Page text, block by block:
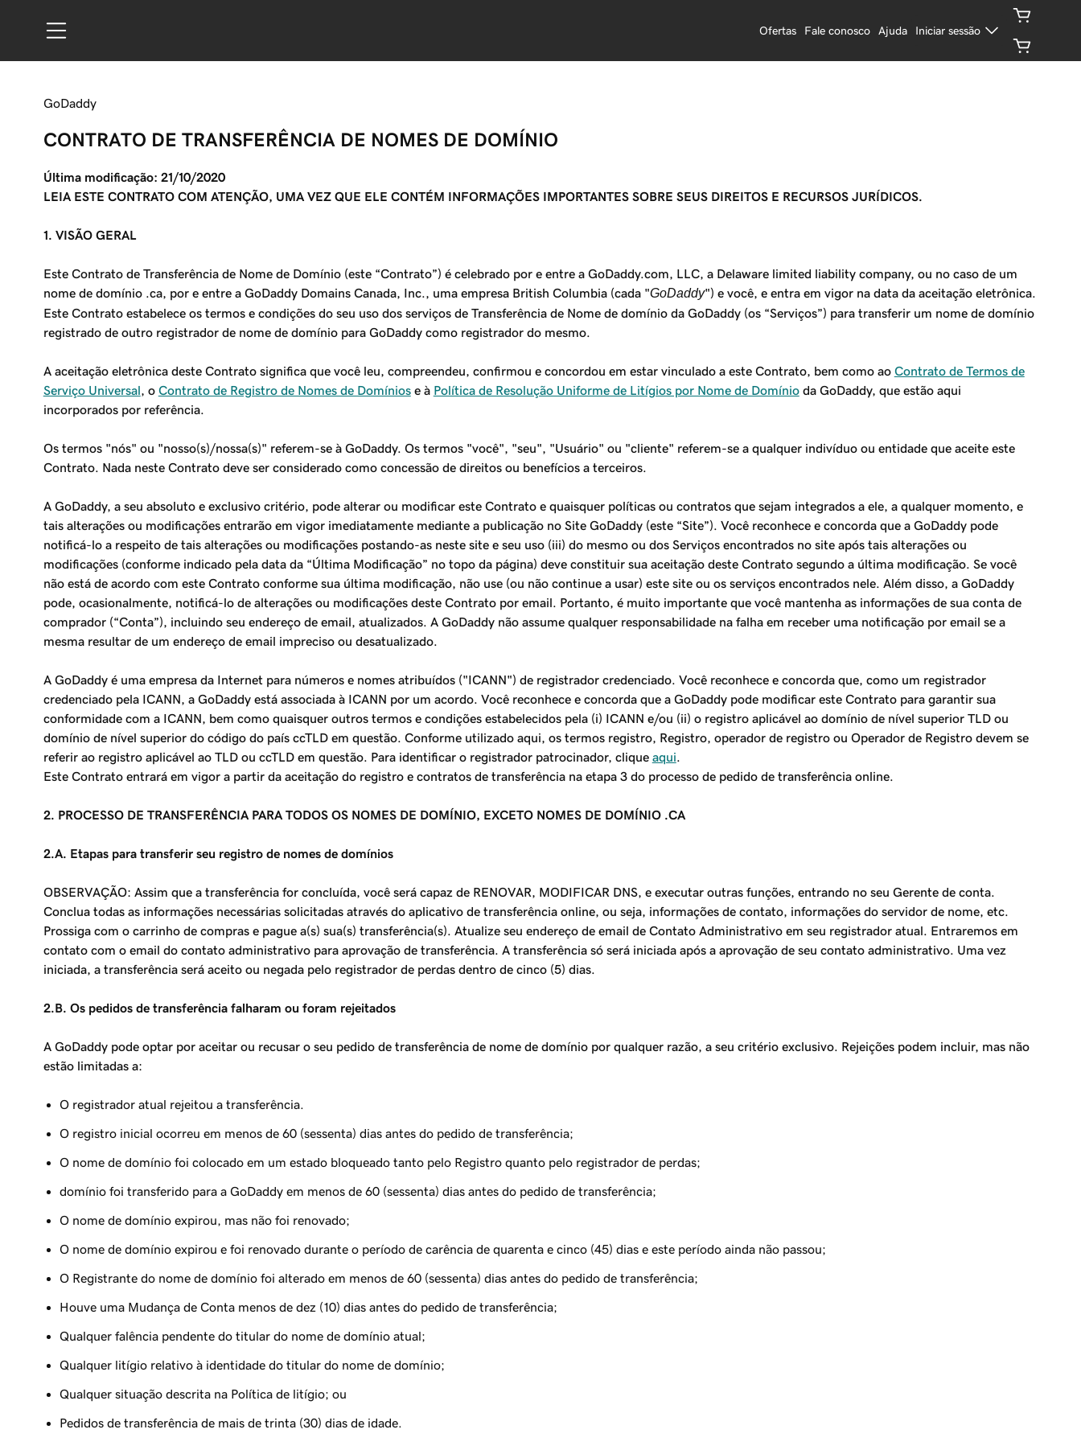
Ofertas Fale conosco Ajuda Iniciar sessão
GoDaddy
CONTRATO DE TRANSFERÊNCIA DE NOMES DE DOMÍNIO
Última modificação: 21/10/2020
LEIA ESTE CONTRATO COM ATENÇÃO, UMA VEZ QUE ELE CONTÉM INFORMAÇÕES IMPORTANTES SOBRE SEUS DIREITOS E RECURSOS JURÍDICOS.
1. VISÃO GERAL
Este Contrato de Transferência de Nome de Domínio (este “Contrato”) é celebrado por e entre a GoDaddy.com, LLC, a Delaware limited liability company, ou no caso de um
nome de domínio .ca, por e entre a GoDaddy Domains Canada, Inc., uma empresa British Columbia (cada "GoDaddy") e você, e entra em vigor na data da aceitação eletrônica.
Este Contrato estabelece os termos e condições do seu uso dos serviços de Transferência de Nome de domínio da GoDaddy (os “Serviços”) para transferir um nome de domínio
registrado de outro registrador de nome de domínio para GoDaddy como registrador do mesmo.
A aceitação eletrônica deste Contrato significa que você leu, compreendeu, confirmou e concordou em estar vinculado a este Contrato, bem como ao Contrato de Termos de
Serviço Universal , o Contrato de Registro de Nomes de Domíniose à Política de Resolução Uniforme de Litígios por Nome de Domínioda GoDaddy, que estão aqui
incorporados por referência.
Os termos "nós" ou "nosso(s)/nossa(s)" referem-se à GoDaddy. Os termos "você", "seu", "Usuário" ou "cliente" referem-se a qualquer indivíduo ou entidade que aceite este
Contrato. Nada neste Contrato deve ser considerado como concessão de direitos ou benefícios a terceiros.
A GoDaddy, a seu absoluto e exclusivo critério, pode alterar ou modificar este Contrato e quaisquer políticas ou contratos que sejam integrados a ele, a qualquer momento, e
tais alterações ou modificações entrarão em vigor imediatamente mediante a publicação no Site GoDaddy (este “Site”). Você reconhece e concorda que a GoDaddy pode
notificá-lo a respeito de tais alterações ou modificações postando-as neste site e seu uso (iii) do mesmo ou dos Serviços encontrados no site após tais alterações ou
modificações (conforme indicado pela data da “Última Modificação” no topo da página) deve constituir sua aceitação deste Contrato segundo a última modificação. Se você
não está de acordo com este Contrato conforme sua última modificação, não use (ou não continue a usar) este site ou os serviços encontrados nele. Além disso, a GoDaddy
pode, ocasionalmente, notificá-lo de alterações ou modificações deste Contrato por email. Portanto, é muito importante que você mantenha as informações de sua conta de
comprador (“Conta”), incluindo seu endereço de email, atualizados. A GoDaddy não assume qualquer responsabilidade na falha em receber uma notificação por email se a
mesma resultar de um endereço de email impreciso ou desatualizado.
A GoDaddy é uma empresa da Internet para números e nomes atribuídos ("ICANN") de registrador credenciado. Você reconhece e concorda que, como um registrador
credenciado pela ICANN, a GoDaddy está associada à ICANN por um acordo. Você reconhece e concorda que a GoDaddy pode modificar este Contrato para garantir sua
conformidade com a ICANN, bem como quaisquer outros termos e condições estabelecidos pela (i) ICANN e/ou (ii) o registro aplicável ao domínio de nível superior TLD ou
domínio de nível superior do código do país ccTLD em questão. Conforme utilizado aqui, os termos registro, Registro, operador de registro ou Operador de Registro devem se
referir ao registro aplicável ao TLD ou ccTLD em questão. Para identificar o registrador patrocinador, clique aqui
Este Contrato entrará em vigor a partir da aceitação do registro e contratos de transferência na etapa 3 do processo de pedido de transferência online.
2. PROCESSO DE TRANSFERÊNCIA PARA TODOS OS NOMES DE DOMÍNIO, EXCETO NOMES DE DOMÍNIO .CA
2.A. Etapas para transferir seu registro de nomes de domínios
OBSERVAÇÃO: Assim que a transferência for concluída, você será capaz de RENOVAR, MODIFICAR DNS, e executar outras funções, entrando no seu Gerente de conta.
Conclua todas as informações necessárias solicitadas através do aplicativo de transferência online, ou seja, informações de contato, informações do servidor de nome, etc.
Prossiga com o carrinho de compras e pague a(s) sua(s) transferência(s). Atualize seu endereço de email de Contato Administrativo em seu registrador atual. Entraremos em
contato com o email do contato administrativo para aprovação de transferência. A transferência só será iniciada após a aprovação de seu contato administrativo. Uma vez
iniciada, a transferência será aceito ou negada pelo registrador de perdas dentro de cinco (5) dias.
2.B. Os pedidos de transferência falharam ou foram rejeitados
A GoDaddy pode optar por aceitar ou recusar o seu pedido de transferência de nome de domínio por qualquer razão, a seu critério exclusivo. Rejeições podem incluir, mas não
estão limitadas a:
O registrador atual rejeitou a transferência.
O registro inicial ocorreu em menos de 60 (sessenta) dias antes do pedido de transferência;
O nome de domínio foi colocado em um estado bloqueado tanto pelo Registro quanto pelo registrador de perdas;
domínio foi transferido para a GoDaddy em menos de 60 (sessenta) dias antes do pedido de transferência;
O nome de domínio expirou, mas não foi renovado;
O nome de domínio expirou e foi renovado durante o período de carência de quarenta e cinco (45) dias e este período ainda não passou;
O Registrante do nome de domínio foi alterado em menos de 60 (sessenta) dias antes do pedido de transferência;
Houve uma Mudança de Conta menos de dez (10) dias antes do pedido de transferência;
Qualquer falência pendente do titular do nome de domínio atual;
Qualquer litígio relativo à identidade do titular do nome de domínio;
Qualquer situação descrita na Política de litígio; ou
Pedidos de transferência de mais de trinta (30) dias de idade.